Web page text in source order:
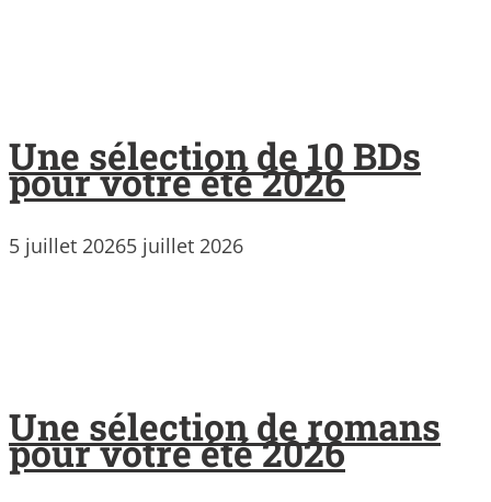
Une sélection de 10 BDs
pour votre été 2026
5 juillet 20265 juillet 2026
Une sélection de romans
pour votre été 2026